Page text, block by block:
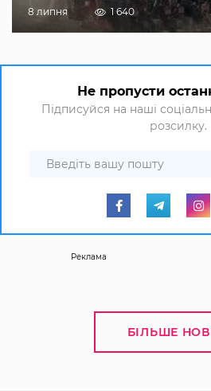
8 липня 1 640
Не пропусти
Підписуйся на наші
розсилку.
Реклама
БІЛЬШЕ